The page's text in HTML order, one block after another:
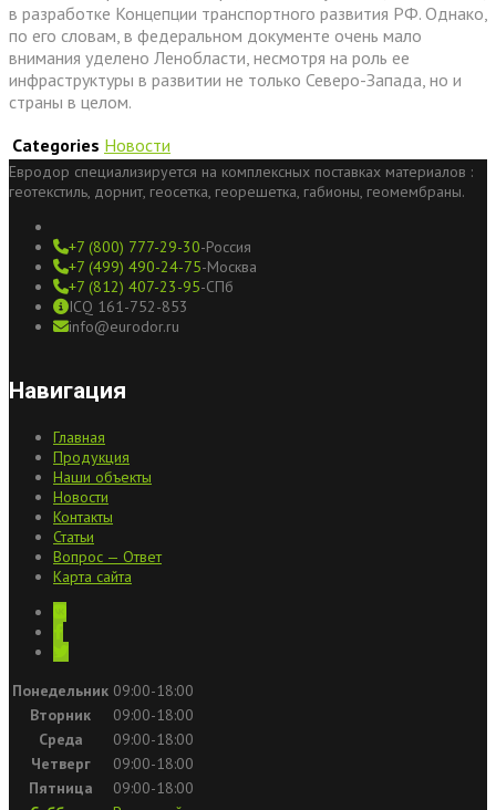
в разработке Концепции транспортного развития РФ. Однако,
по его словам, в федеральном документе очень мало
внимания уделено Ленобласти, несмотря на роль ее
инфраструктуры в развитии не только Северо-Запада, но и
страны в целом.
Categories Новости
Евродор специализируется на комплексных поставках материалов :
геотекстиль, дорнит, геосетка, георешетка, габионы, геомембраны.
+7 (800) 777-29-30-Россия
+7 (499) 490-24-75-Москва
+7 (812) 407-23-95-СПб
ICQ 161-752-853
info@eurodor.ru
Навигация
Главная
Продукция
Наши объекты
Новости
Контакты
Статьи
Вопрос — Ответ
Карта сайта
Понедельник 09:00-18:00
Вторник
09:00-18:00
Среда
09:00-18:00
Четверг
09:00-18:00
Пятница
09:00-18:00